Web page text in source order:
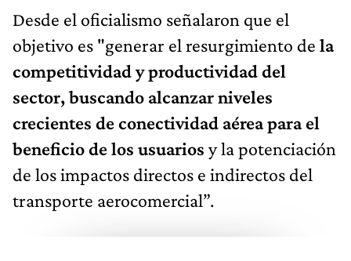
Desde el oficialismo señalaron que el
objetivo es "generar el resurgimiento de la
competitividad y productividad del
sector, buscando alcanzar niveles
crecientes de conectividad aérea para el
beneficio de los usuarios y la potenciación
de los impactos directos e indirectos del
transporte aerocomercial”.